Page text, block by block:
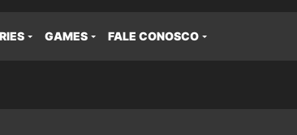
GAMES FALE CONOSCO